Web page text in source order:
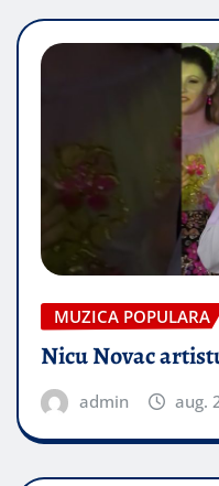
MUZICA POPULARA
Nicu Novac
admin aug.